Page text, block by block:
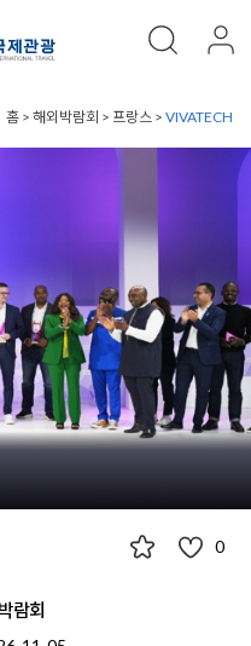
홈 > 해외박람회 > 프랑스 > VIVATECH
0
람회